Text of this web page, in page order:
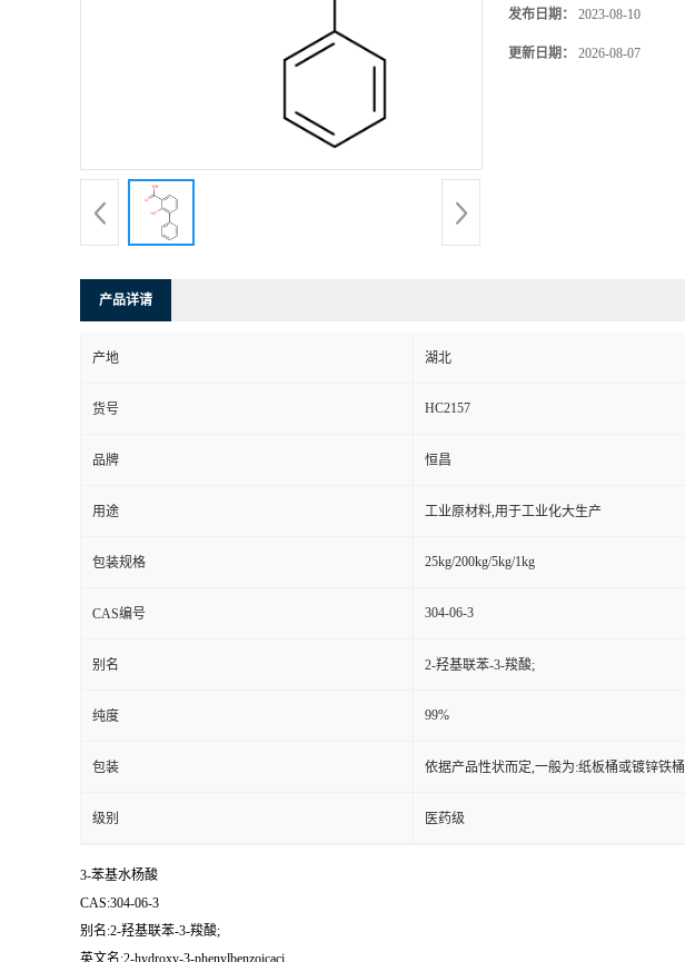
发布日期： 2023-08-10
更新日期： 2026-08-07
产品详请
产地 湖北
货号 HC2157
品牌 恒昌
用途 工业原材料,用于工业化大生产
包装规格 25kg/200kg/5kg/1kg
CAS编号 304-06-3
别名 2-羟基联苯-3-羧酸;
纯度 99%
包装 依据产品性状而定,一般为:纸板桶或镀锌铁桶
级别 医药级
3-苯基水杨酸
CAS:304-06-3
别名:2-羟基联苯-3-羧酸;
英文名:2-hydroxy-3-phenylbenzoicaci